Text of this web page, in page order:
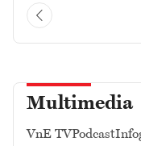
Multimedia
VnE TVPodcast